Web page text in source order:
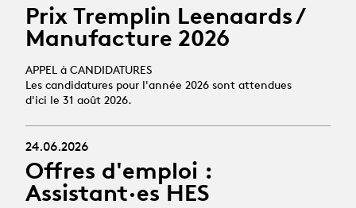
Prix Tremplin Leenaards /
Manufacture 2026
APPEL à CANDIDATURES
Les candidatures pour l'année 2026 sont attendues
d'ici le 31 août 2026.
24.06.2026
Offres d'emploi :
Assistant·es HES